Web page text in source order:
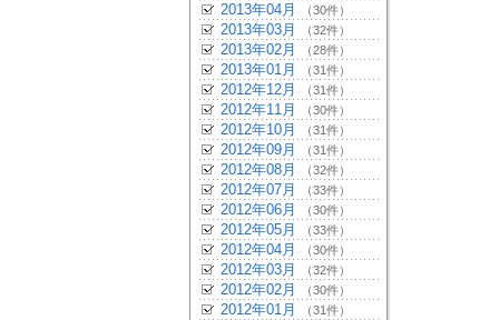
2013年04月 （30件）
2013年03月 （32件）
2013年02月 （28件）
2013年01月 （31件）
2012年12月 （31件）
2012年11月 （30件）
2012年10月 （31件）
2012年09月 （31件）
2012年08月 （32件）
2012年07月 （33件）
2012年06月 （30件）
2012年05月 （33件）
2012年04月 （30件）
2012年03月 （32件）
2012年02月 （30件）
2012年01月 （31件）